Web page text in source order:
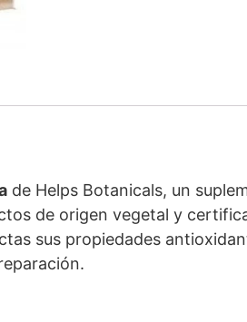
de Helps Botanicals, un
de origen vegetal y
sus propiedades